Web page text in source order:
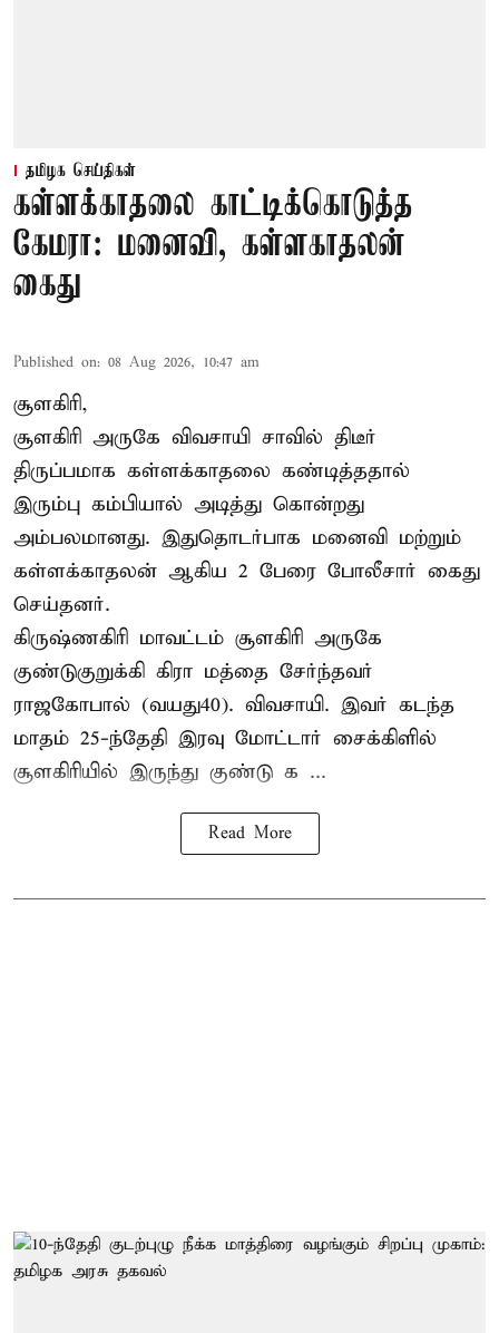
தமிழக செய்திகள்
கள்ளக்காதலை காட்டிக்கொடுத்த
கேமரா: மனைவி, கள்ளகாதலன்
கைது
Published on: 08 Aug 2026, 10:47 am
சூளகிரி,
சூளகிரி அருகே விவசாயி சாவில் திடீர்
திருப்பமாக கள்ளக்காதலை கண்டித்ததால்
இரும்பு கம்பியால் அடித்து கொன்றது
அம்பலமானது. இதுதொடர்பாக மனைவி மற்றும்
கள்ளக்காதலன் ஆகிய 2 பேரை போலீசார் கைது
செய்தனர்.
கிருஷ்ணகிரி மாவட்டம் சூளகிரி அருகே
குண்டுகுறுக்கி கிரா மத்தை சேர்ந்தவர்
ராஜகோபால் (வயது40). விவசாயி. இவர் கடந்த
மாதம் 25-ந்தேதி இரவு மோட்டார் சைக்கிளில்
சூளகிரியில் இருந்து குண்டு க ...
Read More